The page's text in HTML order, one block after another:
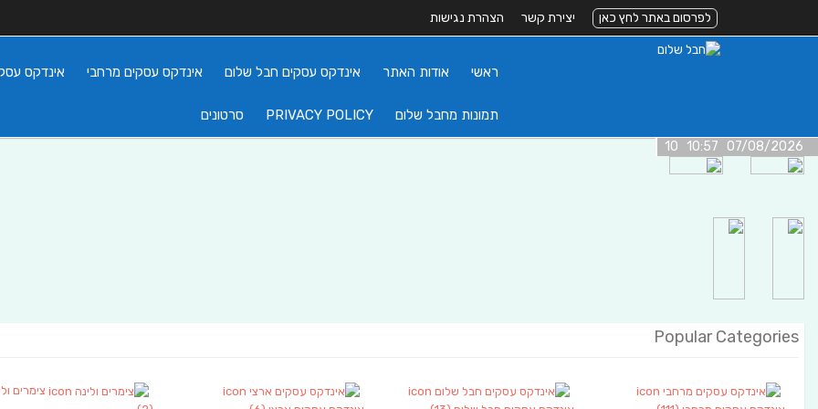
לפרסום באתר לחץ כאן יצירת קשר הצהרת נגישות
ראשי אודות האתר אינדקס עסקים חבל שלום אינדקס עסקים מרחבי אינדקס
תמונות מחבל שלום PRIVACY POLICY סרטונים
07/08/2026 10:57 10
Popular Categories
צימרים